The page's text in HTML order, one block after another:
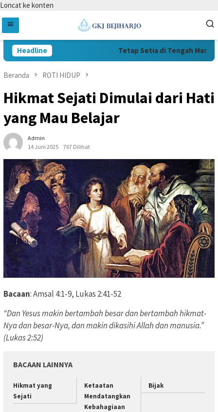
Loncat ke konten
Headline Tetap Setia di Tengah Masa
Beranda ROTI HIDUP
Hikmat Sejati Dimulai dari Hati
yang Mau Belajar
Admin
14 Juni 2025
767 Dilihat
Bacaan: Amsal 4:1-9, Lukas 2:41-52
“Dan Yesus makin bertambah besar dan bertambah hikmat-
Nya dan besar-Nya, dan makin dikasihi Allah dan manusia.”
(Lukas 2:52)
BACAAN LAINNYA
Hikmat yang
Sejati
Ketaatan
Mendatangkan
Kebahagiaan
Bijak